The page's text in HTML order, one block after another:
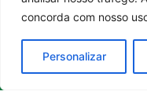
concorda com nosso
Personalizar
sustentabilidade
no Brasil e
no mundo.
Reúne
Turismo